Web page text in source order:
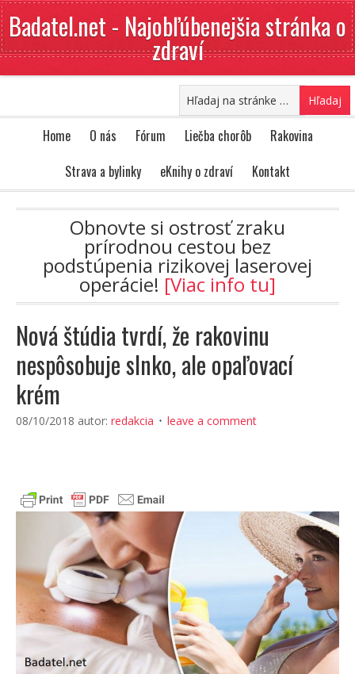
Badatel.net - Najobľúbenejšia stránka o
zdraví
Home O nás Fórum Liečba chorôb
Rakovina
Strava a bylinky
eKnihy o zdraví Kontakt
Obnovte si ostrosť zraku
prírodnou cestou bez
podstúpenia rizikovej laserovej
operácie! [Viac info tu]
Nová štúdia tvrdí, že rakovinu
nespôsobuje slnko, ale opaľovací
krém
08/10/2018 autor: redakcia leave a comment